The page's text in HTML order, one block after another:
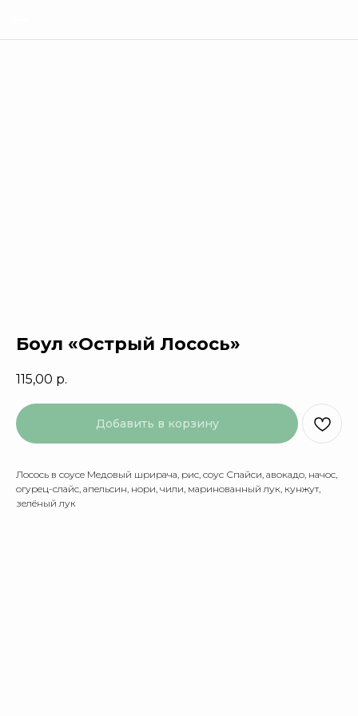
Боул «Острый Лосось»
115,00 р.
Добавить в корзину
Лосось в соусе Медовый шрирача, рис, соус Спайси, авокадо, начос,
огурец-слайс, апельсин, нори, чили, маринованный лук, кунжут,
зелёный лук